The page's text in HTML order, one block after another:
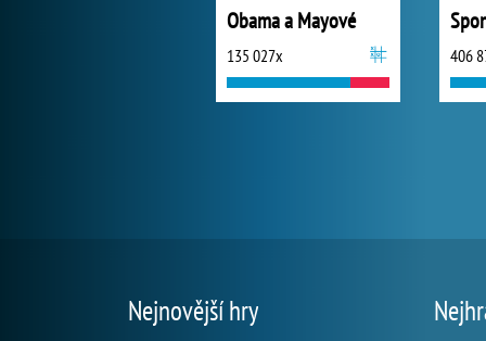
Obama a Mayové
135 027x 406
Nejnovější hry